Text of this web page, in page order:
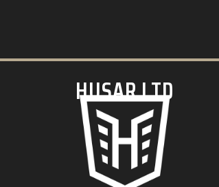
HUSAR.LTD